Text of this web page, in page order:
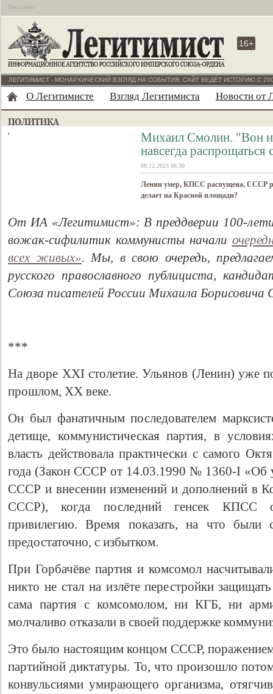
Бесплатно
16+
ЛЕГИТИМИСТ - МОНАРХИЧЕСКИЙ ВЗГЛЯД НА СОБЫТИЯ. САЙТ ВЕДЁТ ИСТОРИЮ С
О Легитимисте Взгляд Легитимиста Новости от
Михаил Смолин. "Вон
навсегда
08.12.2023 06:30
Ленин умер, КПСС распущена, СССР
делает на Красной площади?
От ИА «Легитимист»: В преддверии 100-
вожак-сифилитик коммунисты начали
всех живых». Мы, в свою очередь,
русского православного публициста,
Союза писателей России Михаила Борисовича
***
На дворе XXI столетие. Ульянов (Ленин) уже
прошлом, XX веке.
Он был фанатичным последователем
детище, коммунистическая партия, в
власть действовала практически с самого
года (Закон СССР от 14.03.1990 № 1360-I «Об
СССР и внесении изменений и дополнений в
СССР), когда последний генсек КПСС
привилегию. Время показать, на что были
предостаточно, с избытком.
При Горбачёве партия и комсомол
никто не стал на излёте перестройки
сама партия с комсомолом, ни КГБ, ни
молчаливо отказали в своей поддержке
Это было настоящим концом СССР,
партийной диктатуры. То, что произошло
конвульсиями умирающего организма,